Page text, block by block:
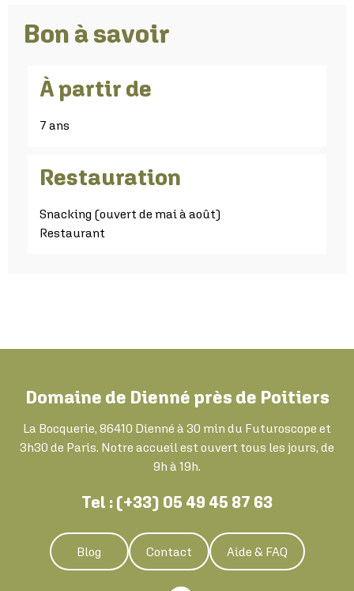
Bon à savoir
À partir de
7 ans
Restauration
Domaine de Dienné près de Poitiers
La Bocquerie, 86410 Dienné à 30 min du Futuroscope et
3h30 de Paris. Notre accueil est ouvert tous les jours, de
9h à 19h.
Tel : (+33) 05 49 45 87 63
Blog Contact Aide & FAQ